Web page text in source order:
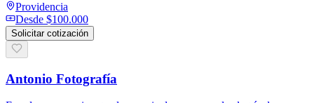
Providencia
Desde $100.000
Solicitar cotización
Antonio Fotografía